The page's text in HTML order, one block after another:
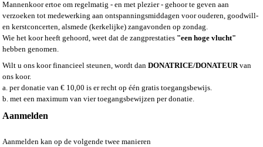
Mannenkoor ertoe om regelmatig - en met plezier - gehoor te geven aan
verzoeken tot medewerking aan ontspanningsmiddagen voor ouderen, goodwill-
en kerstconcerten, alsmede (kerkelijke) zangavonden op zondag.
Wie het koor heeft gehoord, weet dat de zangprestaties "een hoge vlucht"
hebben genomen.
Wilt u ons koor financieel steunen, wordt dan DONATRICE/DONATEUR van
ons koor.
a. per donatie van € 10,00 is er recht op één gratis toegangsbewijs.
b. met een maximum van vier toegangsbewijzen per donatie.
Aanmelden
Aanmelden kan op de volgende twee manieren